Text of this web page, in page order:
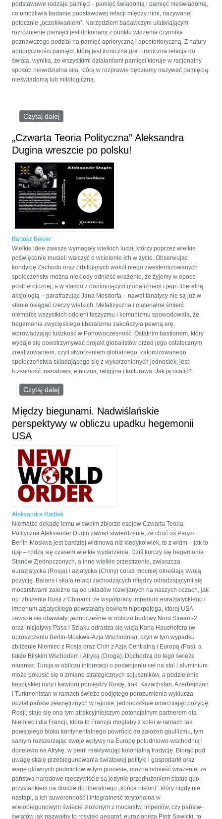
podstawowe rodzaje pamięci - pamięć świadomą i pamięć nieświadomą,
co umożliwia badanie podstawowej relacji między nimi, nazywanej
potocznie „oczekiwaniem”. Narzędziem badawczym ułatwiającym
rozróżnienie pamięci jest dokonany z punktu widzenia czynnika
poznawczego podział na pamięć aprioryczną i aposterioryczną. Z natury
aprioryczności pamięci, którą jest ironiczna gra i ironiczna relacja do
świata, wynika, że wszystkimi działaniami pamięci kieruje w racjonalny
sposób niewidzialna siła, którą w rozprawie będziemy nazywać pamięcią
nieświadomą lub mitologiczną.
Czytaj dalej
„Czwarta Teoria Polityczna” Aleksandra
Dugina wreszcie po polsku!
Bartosz Bekier
Wielkie idee zawsze wymagały wielkich ludzi, którzy poprzez wielkie
poświęcenie musieli walczyć o wcielenie ich w życie. Obserwując
kondycję Zachodu oraz orbitujących wokół niego zwesternizowanych
społeczeństw można niekiedy odnieść wrażenie, że żyjemy w epoce
postheroicznej, a w starciu z dominującym globalizmem i jego liberalną
aksjologią – parafrazując Jana Mosdorfa – nawet fanatycy nie są już w
stanie osiągać rzeczy wielkich. Metafizyczna i materialna śmierć
niemalże wszystkich odcieni faszyzmu i komunizmu spowodowała, że
hegemonia zwycięskiego liberalizmu zakończyła pewną erę,
wprowadzając ludzkość w Ponowoczesność. Ostatnim bastionem, który
wydaje się powstrzymywać projekt globalistów przed jego ostatecznym
zrealizowaniem, czyli stworzeniem globalnego, zatomizowanego
społeczeństwa składającego się z wykorzenionych jednostek, jest
tożsamość: narodowa, etniczna, religijna i kulturowa. Jak ją ocalić?
Czytaj dalej
Między biegunami. Nadwiślańskie
perspektywy w obliczu upadku hegemonii
USA
Aleksandra Radlak
Niemalże dekadę temu w swoim zbiorze esejów Czwarta Teoria
Polityczna Aleksander Dugin zawarł stwierdzenie, że choć oś Paryż-
Berlin-Moskwa jest bardziej widmowa niż kiedykolwiek, to z widm – jak to
ujął – rodzą się czasem wielkie wydarzenia. Dziś kurczy się hegemonia
Stanów Zjednoczonych, a inne wielkie przestrzenie, zwłaszcza
eurazjatycka (Rosja) i azjatycka (Chiny) coraz mocniej określają swoją
pozycję. Balans i skala relacji zachodzących między odradzającymi się
mocarstwami zależne są od układów rozwijanych na naszych oczach, jak
np. zbliżenia Rosji z Chinami, ze współpracy imperium eurazjatyckiego i
imperium azjatyckiego powstałaby bowiem hiperpotęga, której USA
zawsze się obawiały; jednocześnie w obliczu budowy Nord Stream-2
oraz inicjatywy Pasa i Szlaku odradza się wizja Karla Haushofera (w
uproszczeniu Berlin-Moskwa-Azja Wschodnia), czyli w tym wypadku
zbliżenie Niemiec z Rosją oraz Chin z Azją Centralną i Europą (Pas), a
także Bliskim Wschodem i Afryką (Droga). Dochodzą do tego świeże
niuanse: Turcja w obliczu informacji o podwojeniu ceł na stal i aluminium
może pokusić się o zmianę strategicznych sojuszników, a podzielenie
kaspijskiej ropy i kawioru pomiędzy Rosję, Irak, Kazachstan, Azerbejdżan
i Turkmenistan w ramach świeżo podjętego porozumienia wyklucza
udział państw zewnętrznych w rejonie, jednocześnie umacniając pozycję
Rosji; staje się ona tym atrakcyjniejszym potencjalnym partnerem dla
Niemiec i dla Francji, która to Francja mogłaby z kolei w ramach tak
powstałego bloku kontynentalnego powrócić do założeń gaullizmu, tym
samym rozszerzając swoje wpływy na Europę południowo-wschodnią i
docelowo na Afrykę, w pełni reaktywując kolonialną tradycję. Biorąc pod
uwagę skalę przebiegunowania światowej polityki i gospodarki oraz
wagę głównych podmiotów w tym procesie, można odnieść wrażenie, że
państwa narodowe rzeczywiście są jedynie przedłużeniem status quo,
przystankiem na drodze do liberalnego „końca historii”, który nigdy nie
nastąpi, a ich suwerenność i integralność terytorialna w
wielobiegunowym świecie złożonym z mocarstw, imperiów, czy państw-
światów jak nazwałby to rosyjski geograf, eurazjanista Piotr Sawicki, to